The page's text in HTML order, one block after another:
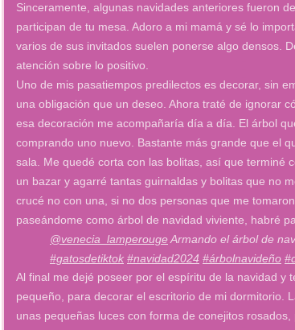
Sinceramente, algunas navidades anteriores fueron
participan de tu mesa. Adoro a mi mamá y sé lo
varios de sus invitados suelen ponerse algo densos.
atención sobre lo positivo.
Uno de mis pasatiempos predilectos es decorar, sin
una obligación que un deseo. Ahora traté de ignorar
esa decoración me acompañaría día a día. El árbol
comprando uno nuevo. Bastante más grande que el
sala. Me quedé corta con las bolitas, así que terminé
un bazar y agarré tantas guirnaldas y bolitas que no
crucé no con una, si no dos personas que me
paseándome como árbol de navidad viviente, habré
@venecia_lamperougeArmando el árbol de
#gatosdetiktok #navidad2024 #árbolnavideño
Al final me dejé poseer por el espíritu de la navidad y
pequeño, para decorar el escritorio de mi dormitorio.
unas pequeñas luces con forma de conejitos